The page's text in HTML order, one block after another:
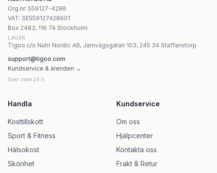
Swanson Calcium Citrate Plus Magnesium 300 mg/150
Child Life - Liquid Calcium with Magnesium, flytande
Olimp Vita-Min Multiple Sport 20 brustabletter med
Org.nr: 559127-4286
VAT: SE559127428601
Box 2483, 116 74 Stockholm
LAGER
Tigoo c/o Nutri Nordic AB, Järnvägsgatan 103, 245 34 Staffanstorp
support@tigoo.com
Kundservice & ärenden →
Svar inom 24 h
Handla
Kosttillskott
Sport & Fitness
Hälsokost
Skönhet
Kundservice
Om oss
Hjälpcenter
Kontakta oss
Frakt & Retur